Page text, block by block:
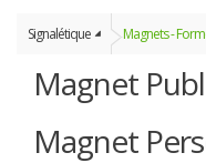
Signalétique Magnets -
Magnet
Magnet